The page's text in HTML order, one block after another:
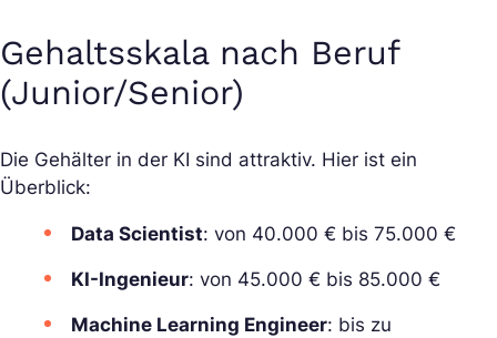
Gehaltsskala nach Beruf
(Junior/Senior)
Die Gehälter in der KI sind attraktiv. Hier ist ein
Überblick:
Data Scientist: von 40.000 € bis 75.000 €
KI-Ingenieur: von 45.000 € bis 85.000 €
Machine Learning Engineer: bis zu